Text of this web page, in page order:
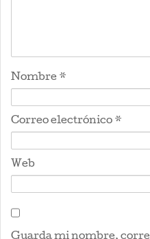
Nombre *
Correo electrónico *
Web
Guarda mi nombre,